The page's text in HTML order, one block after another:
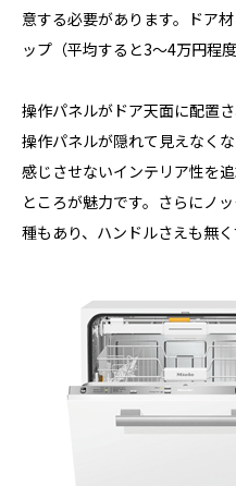
意する必要があります。ドア
ップ（平均すると3～4万円程
操作パネルがドア天面に配置
操作パネルが隠れて見えなく
感じさせないインテリア性を
ところが魅力です。さらにノ
種もあり、ハンドルさえも無く